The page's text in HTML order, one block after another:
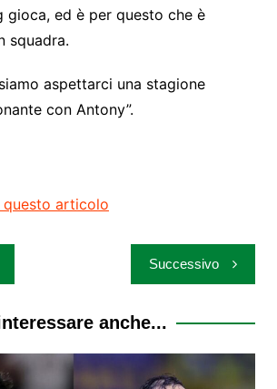
gioca, ed è per questo che è
squadra.
aspettarci una stagione
con Antony”.
articolo
Successivo
anche...